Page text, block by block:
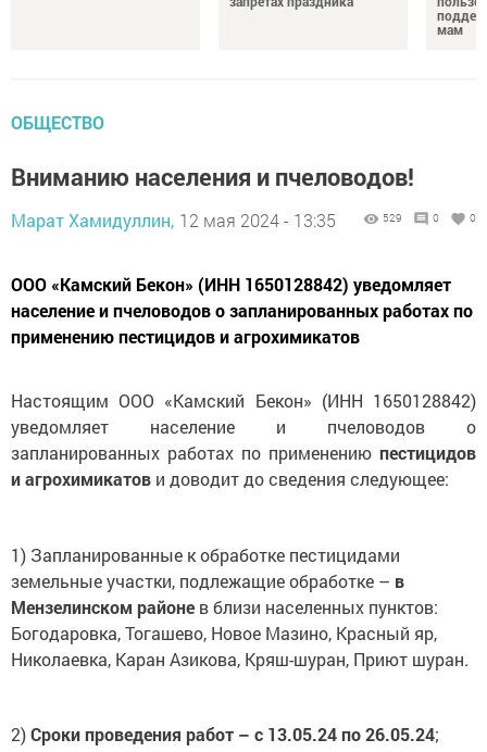
мам
ОБЩЕСТВО
Вниманию населения и пчеловодов!
Марат Хамидуллин, 12 мая 2024 - 13:35 529 0 0
ООО «Камский Бекон» (ИНН 1650128842) уведомляет
население и пчеловодов о запланированных работах по
применению пестицидов и агрохимикатов
Настоящим ООО «Камский Бекон» (ИНН 1650128842)
уведомляет население и пчеловодов о
запланированных работах по применению пестицидов
и агрохимикатов и доводит до сведения следующее:
1) Запланированные к обработке пестицидами
земельные участки, подлежащие обработке – в
Мензелинском районе в близи населенных пунктов:
Богодаровка, Тогашево, Новое Мазино, Красный яр,
Николаевка, Каран Азикова, Кряш-шуран, Приют шуран.
2)Сроки проведения работ – с 13.05.24 по 26.05.24;